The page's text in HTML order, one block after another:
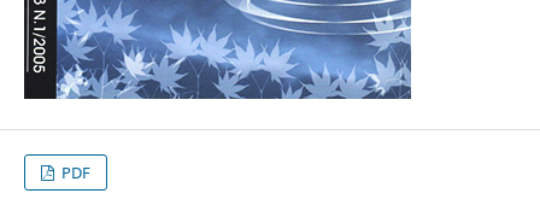
PDF